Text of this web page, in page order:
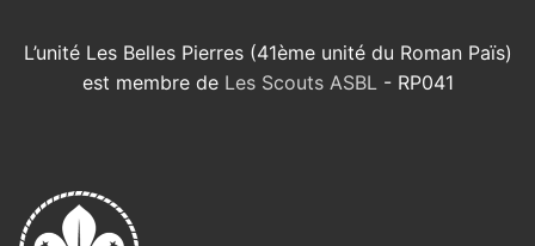
L’unité Les Belles Pierres (41ème unité du Roman Païs)
est membre de Les Scouts ASBL- RP041